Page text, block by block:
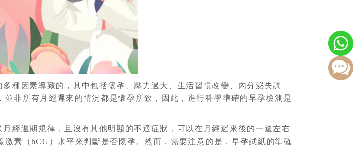
種因素導致的，其中包括懷孕、壓力過大、生活習慣改變、內分泌失調
非所有月經遲來的情況都是懷孕所致，因此，進行科學準確的早孕檢測是
經週期規律，且沒有其他明顯的不適症狀，可以在月經遲來後的一週左右
素（hCG）水平來判斷是否懷孕。然而，需要注意的是，早孕試紙的準確